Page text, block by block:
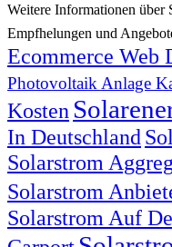
Weitere Informationen über
Empfhelungen und
Ecommerce Web
Photovoltaik Anlage
Kosten
In Deutschland
Solarstrom
Solarstrom
Solarstrom Auf